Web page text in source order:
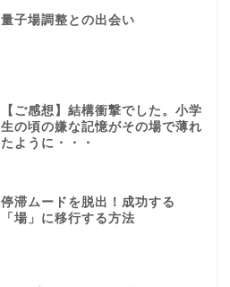
量子場調整との出会い
【ご感想】結構衝撃でした。小学
生の頃の嫌な記憶がその場で薄れ
たように・・・
停滞ムードを脱出！成功する
「場」に移行する方法